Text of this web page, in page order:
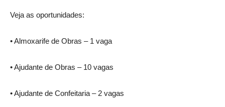
Veja as oportunidades:
• Almoxarife de Obras – 1 vaga
• Ajudante de Obras – 10 vagas
• Ajudante de Confeitaria – 2 vagas